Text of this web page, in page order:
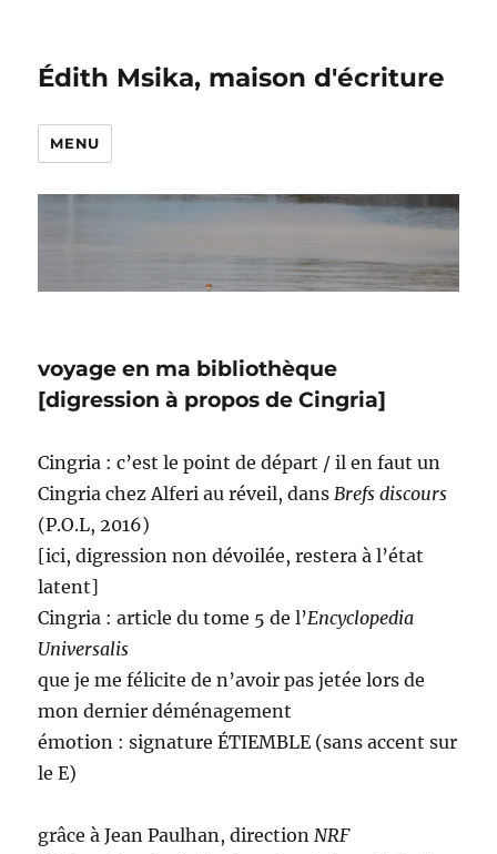
Édith Msika, maison d'écriture
MENU
voyage en ma bibliothèque
[digression à propos de Cingria]
Cingria : c’est le point de départ / il en faut un
Cingria chez Alferi au réveil, dansBrefs discours
(P.O.L, 2016)
[ici, digression non dévoilée, restera à l’état
latent]
Cingria : article du tome 5 de l’Encyclopedia
Universalis
que je me félicite de n’avoir pas jetée lors de
mon dernier déménagement
émotion : signature ÉTIEMBLE (sans accent sur
le E)
grâce à Jean Paulhan, directionNRF